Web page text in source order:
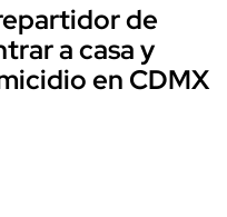
de
a casa y
en CDMX